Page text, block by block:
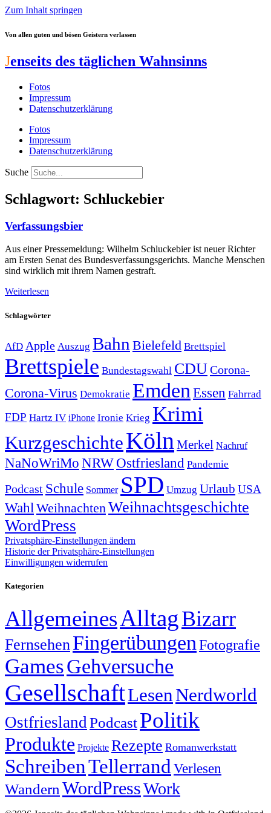
Zum Inhalt springen
Von allen guten und bösen Geistern verlassen
Jenseits des täglichen Wahnsinns
Fotos
Impressum
Datenschutzerklärung
Fotos
Impressum
Datenschutzerklärung
Suche
Schlagwort: Schluckebier
Verfassungsbier
Aus einer Pressemeldung: Wilhelm Schluckebier ist neuer Richter
am Ersten Senat des Bundesverfassungsgerichts. Manche Menschen
sind wirklich mit ihrem Namen gestraft.
Weiterlesen
Schlagwörter
AfD Apple Auszug Bahn Bielefeld Brettspiel
Brettspiele Bundestagswahl CDUCorona-
Corona-Virus Demokratie Emden Essen Fahrrad
FDP Hartz IV iPhone Ironie Krieg Krimi
KurzgeschichteKöln Merkel Nachruf
NaNoWriMo NRWOstfriesland Pandemie
Podcast Schule Sommer SPD Umzug Urlaub USA
Wahl Weihnachten Weihnachtsgeschichte
WordPress
Privatsphäre-Einstellungen ändern
Historie der Privatsphäre-Einstellungen
Einwilligungen widerrufen
Kategorien
AllgemeinesAlltagBizarr
FernsehenFingerübungen Fotografie
GamesGehversuche
GesellschaftLesenNerdworld
OstfrieslandPodcastPolitik
Produkte Projekte Rezepte Romanwerkstatt
SchreibenTellerrand Verlesen
Wandern WordPressWork